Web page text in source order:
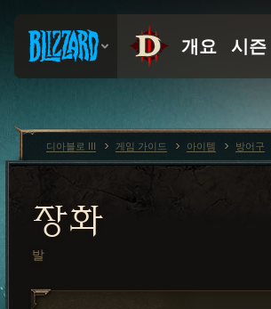
장화
발
디아블로 III 게임 가이드 아이템 방어구